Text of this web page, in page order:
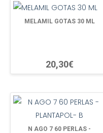
MELAMIL GOTAS 30 ML
20,30€
N AGO 7 60 PERLAS -